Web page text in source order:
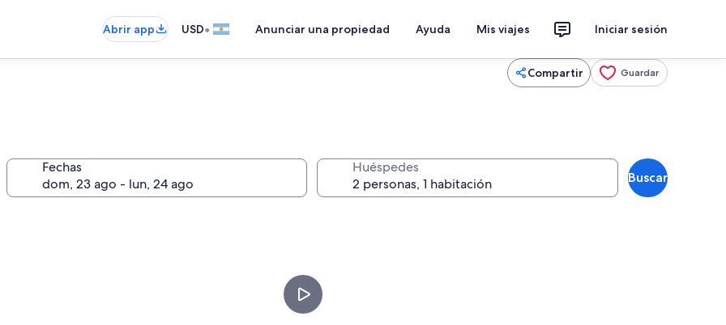
Abrir app USD• Anunciar una propiedad Ayuda Mis viajes Iniciar sesión
Compartir Guardar
Fechas Huéspedes
Buscar